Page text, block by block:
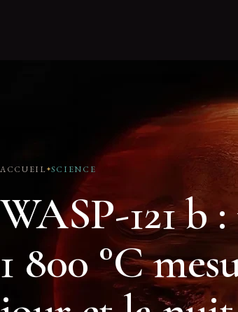
ACCUEIL SCIENCE
WASP-121 b
1 800 °C